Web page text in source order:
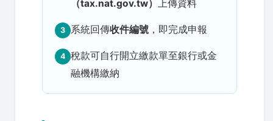
（tax.nat.gov.tw） 上傳資料
3 系統回傳收件編號 ，即完成申報
4 稅款可自行開立繳款單至銀行或金
融機構繳納